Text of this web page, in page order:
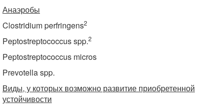
Анаэробы
Clostridium perfringens2
Peptostreptococcus spp.2
Peptostreptococcus micros
Prevotella spp.
Виды, у которых возможно развитие приобретенной
устойчивости